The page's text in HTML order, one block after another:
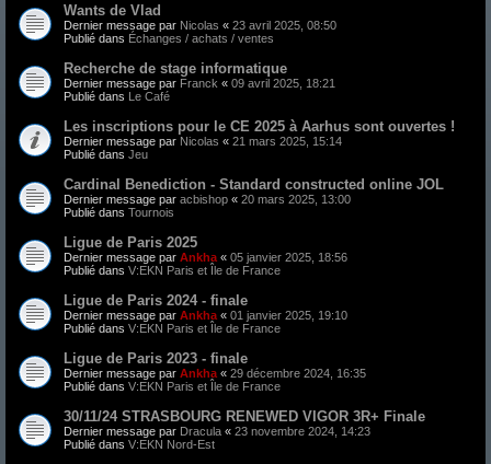
Wants de Vlad
Dernier message par Nicolas « 23 avril 2025, 08:50
Publié dans Échanges / achats / ventes
Recherche de stage informatique
Dernier message par Franck « 09 avril 2025, 18:21
Publié dans Le Café
Les inscriptions pour le CE 2025 à Aarhus sont ouvertes !
Dernier message par Nicolas « 21 mars 2025, 15:14
Publié dans Jeu
Cardinal Benediction - Standard constructed online JOL
Dernier message par acbishop « 20 mars 2025, 13:00
Publié dans Tournois
Ligue de Paris 2025
Dernier message par Ankha « 05 janvier 2025, 18:56
Publié dans V:EKN Paris et Île de France
Ligue de Paris 2024 - finale
Dernier message par Ankha « 01 janvier 2025, 19:10
Publié dans V:EKN Paris et Île de France
Ligue de Paris 2023 - finale
Dernier message par Ankha « 29 décembre 2024, 16:35
Publié dans V:EKN Paris et Île de France
30/11/24 STRASBOURG RENEWED VIGOR 3R+ Finale
Dernier message par Dracula « 23 novembre 2024, 14:23
Publié dans V:EKN Nord-Est